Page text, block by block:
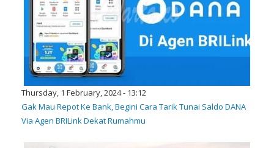
Thursday, 1 February, 2024 - 13:12
Gak Mau Repot Ke Bank, Begini Cara Tarik Tunai Saldo DANA
Via Agen BRILink Dekat Rumahmu